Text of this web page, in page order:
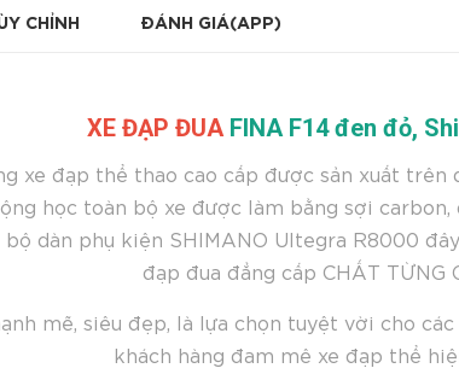
CHỈNH ĐÁNH GIÁ(APP)
XE ĐẠP ĐUA FINA F14 đen đỏ,
xe đạp thể thao cao cấp được sản xuất
học toàn bộ xe được làm bằng sợi
bộ dàn phụ kiện SHIMANO Ultegra R8000
đạp đua đẳng cấp CHẤT TỪNG
mẽ, siêu đẹp, là lựa chọn tuyệt vời cho
khách hàng đam mê xe đạp thể